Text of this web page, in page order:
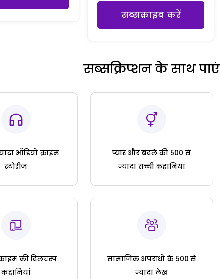
सब्सक्राइब करें
सब्सक्रिप्शन के साथ पाएं
ऑडियो क्राइम
स्टोरीज
प्यार और बदले की 500 से
ज्यादा सच्ची कहानियां
की दिलचस्प
कहानियां
सामाजिक अपराधों के 500 से
ज्यादा लेख